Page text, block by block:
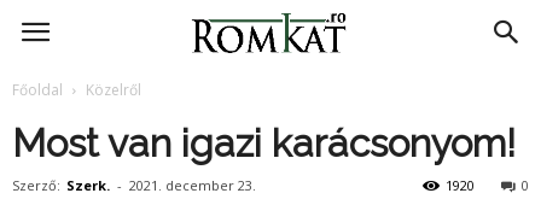
RomKat.ro
Főoldal Közelről
Most van igazi karácsonyom!
Szerző: Szerk. - 2021. december 23. 0
1920